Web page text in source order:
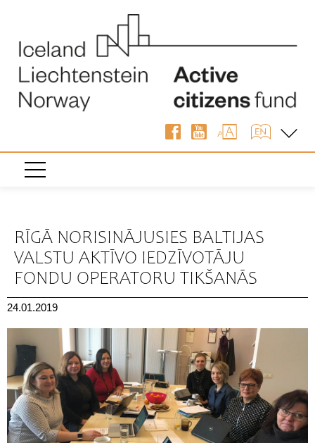
RĪGĀ NORISINĀJUSIES BALTIJAS
VALSTU AKTĪVO IEDZĪVOTĀJU
FONDU OPERATORU TIKŠANĀS
24.01.2019